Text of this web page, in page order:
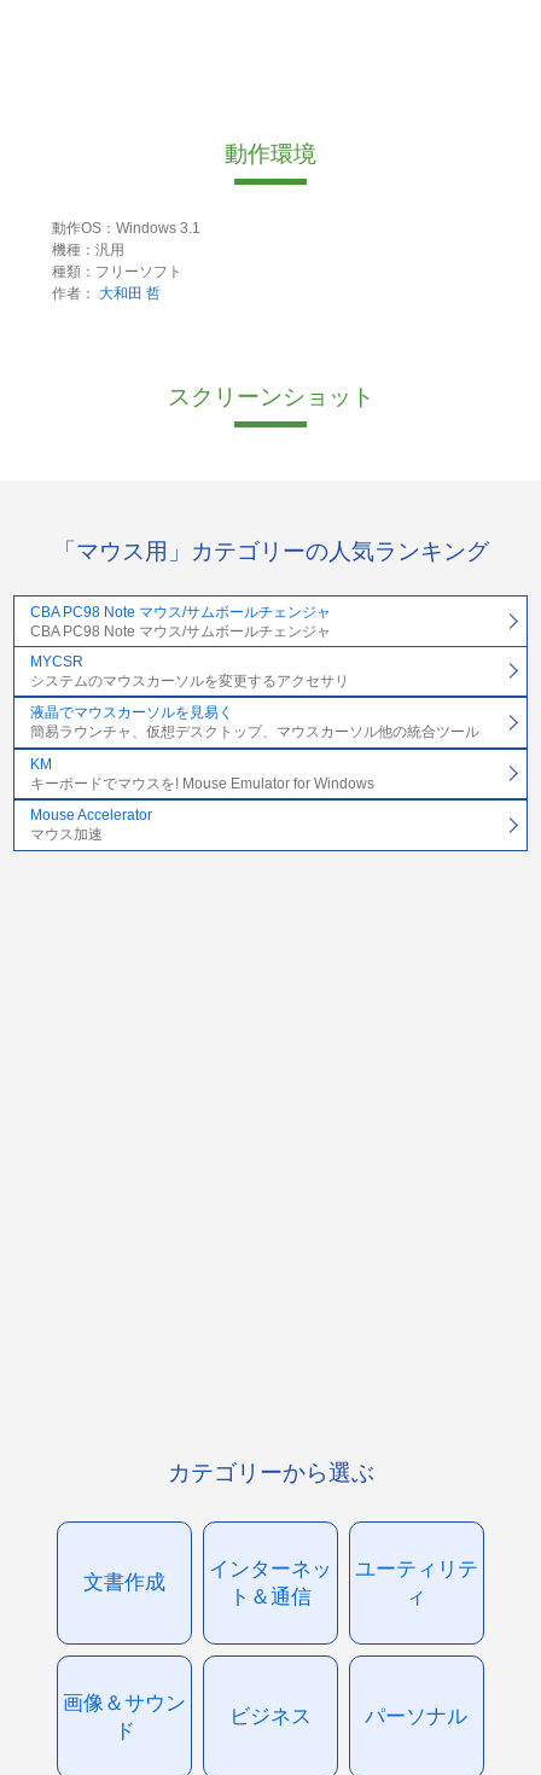
動作環境
動作OS：Windows 3.1
機種：汎用
種類：フリーソフト
作者： 大和田 哲
スクリーンショット
「マウス用」カテゴリーの人気ランキング
CBA PC98 Note マウス/サムボールチェンジャ
CBA PC98 Note マウス/サムボールチェンジャ
MYCSR
システムのマウスカーソルを変更するアクセサリ
液晶でマウスカーソルを見易く
簡易ラウンチャ、仮想デスクトップ、マウスカーソル他の統合ツール
KM
キーボードでマウスを! Mouse Emulator for Windows
Mouse Accelerator
マウス加速
カテゴリーから選ぶ
文書作成
インターネッ
ト＆通信
ユーティリテ
ィ
画像＆サウン
ド
ビジネス パーソナル